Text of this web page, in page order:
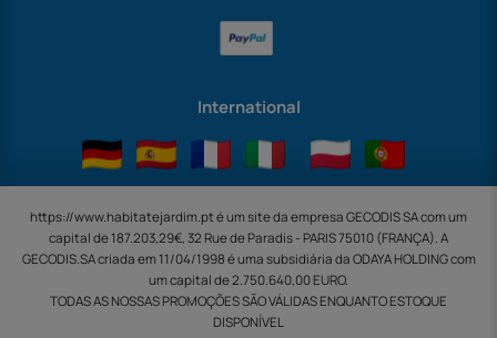
International
https://www.habitatejardim.pt é um site da empresa GECODIS SA com um
capital de 187.203,29€, 32 Rue de Paradis - PARIS 75010 (FRANÇA). A
GECODIS.SA criada em 11/04/1998 é uma subsidiária da ODAYA ​​​​​​HOLDING com
um capital de 2.750.640,00 EURO.
TODAS AS NOSSAS PROMOÇÕES SÃO VÁLIDAS ENQUANTO ESTOQUE
DISPONÍVEL